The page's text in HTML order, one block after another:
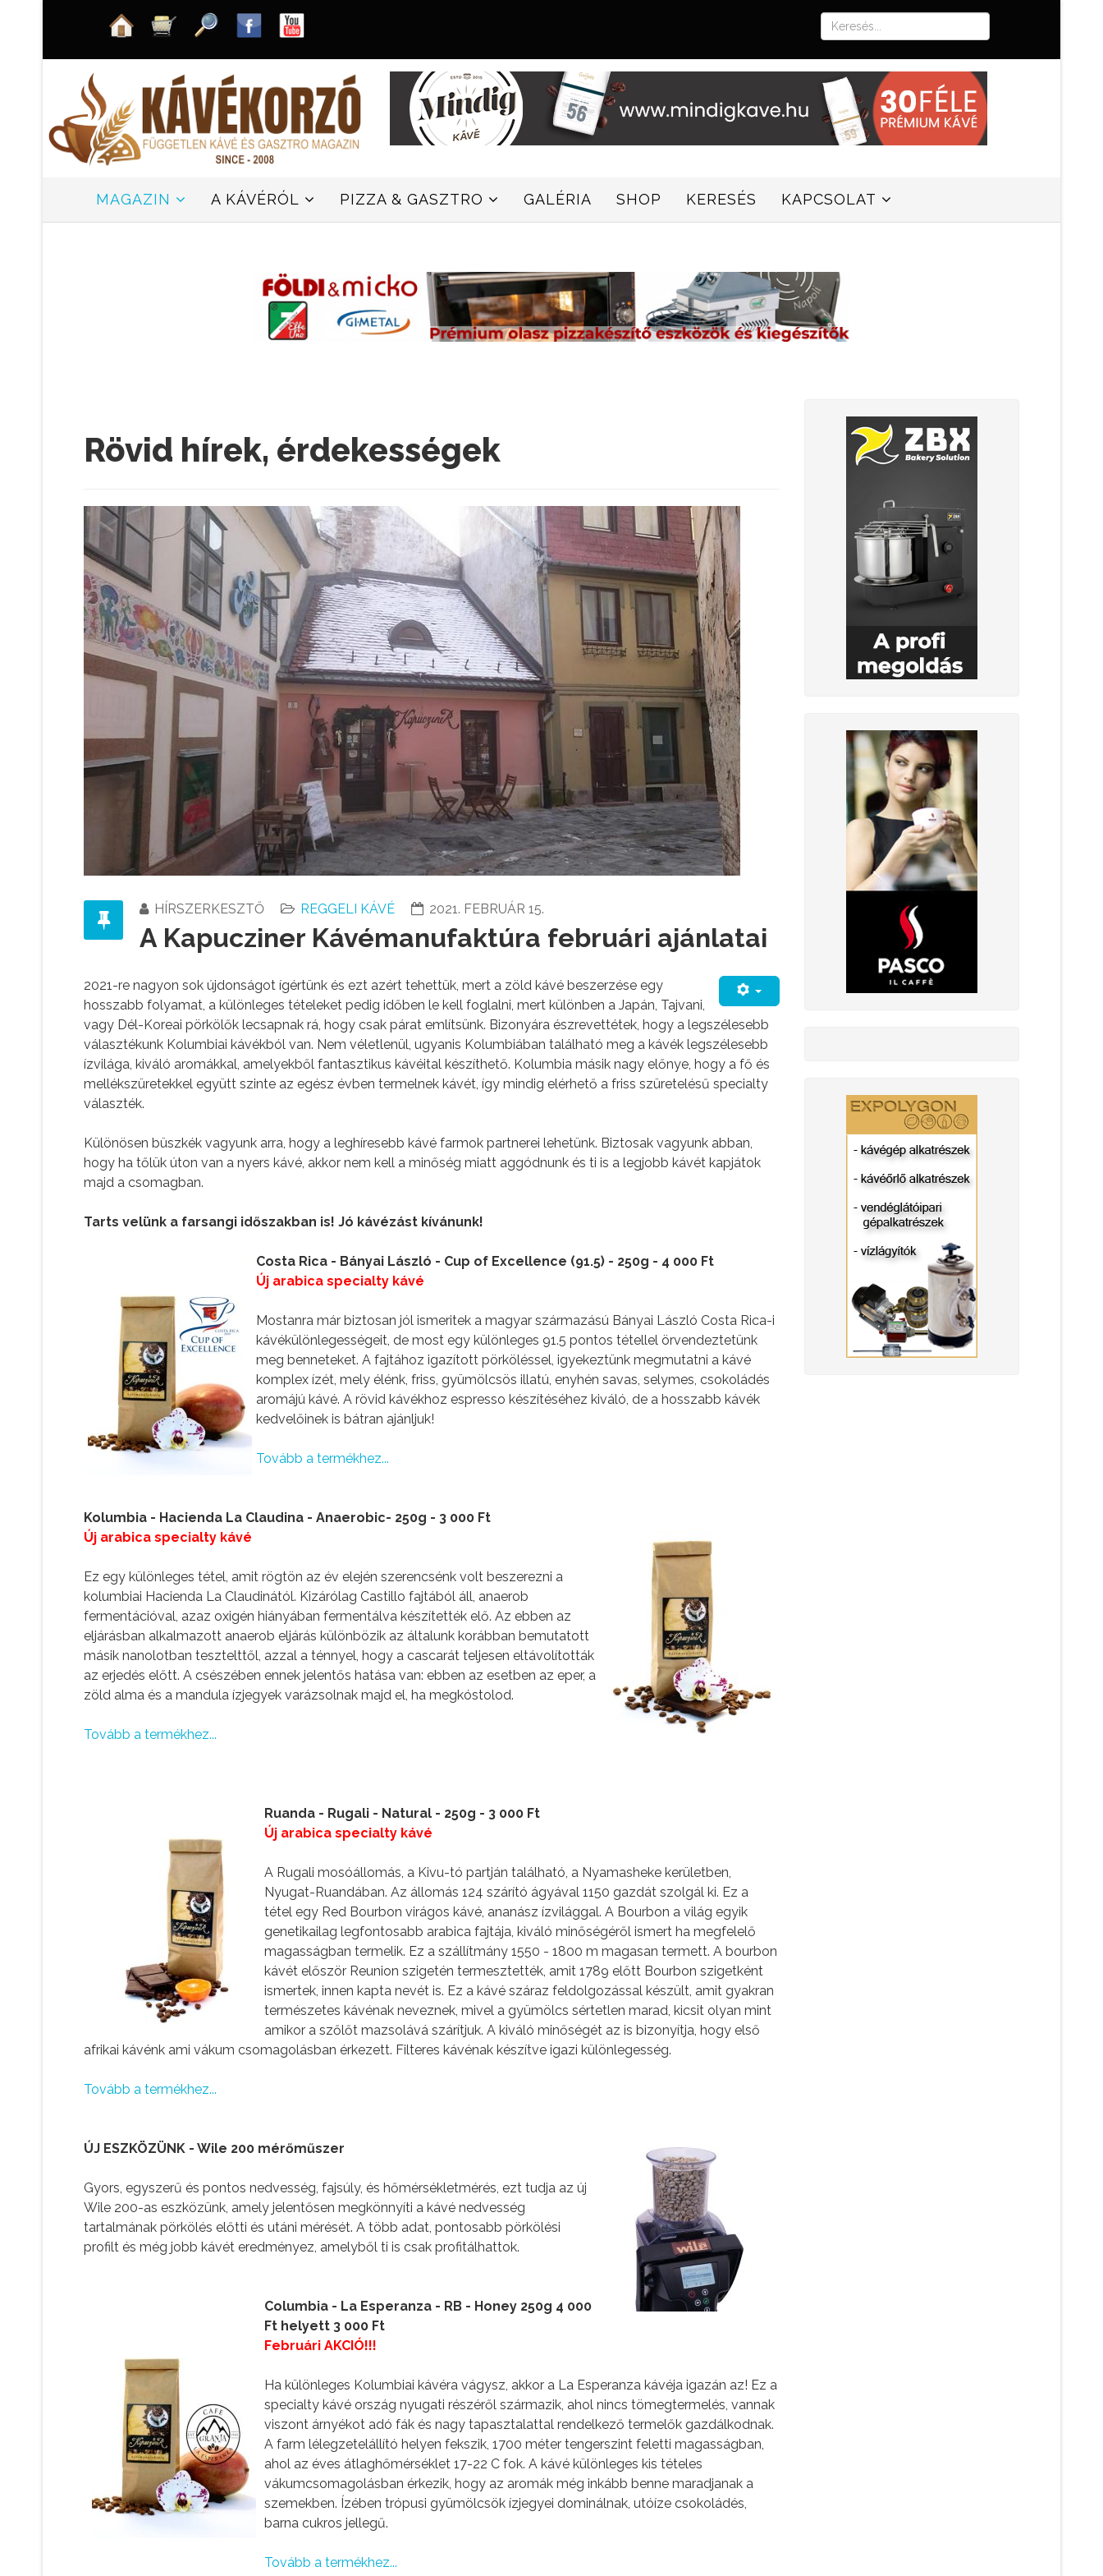
MAGAZIN A KÁVÉRÓL PIZZA & GASZTRO GALÉRIA SHOP KERESÉS KAPCSOLAT
Rövid hírek, érdekességek
HÍRSZERKESZTŐ REGGELI KÁVÉ 2021. FEBRUÁR 15.
A Kapucziner Kávémanufaktúra februári ajánlatai
2021-re nagyon sok újdonságot ígértünk és ezt azért tehettük, mert a zöld kávé beszerzése egy
hosszabb folyamat, a különleges tételeket pedig időben le kell foglalni, mert különben a Japán, Tajvani,
vagy Dél-Koreai pörkölők lecsapnak rá, hogy csak párat említsünk. Bizonyára észrevettétek, hogy a legszélesebb
választékunk Kolumbiai kávékból van. Nem véletlenül, ugyanis Kolumbiában található meg a kávék legszélesebb
ízvilága, kiváló aromákkal, amelyekből fantasztikus kávéital készíthető. Kolumbia másik nagy előnye, hogy a fő és
mellékszüretekkel együtt szinte az egész évben termelnek kávét, így mindig elérhető a friss szüretelésű specialty
választék.
Különösen büszkék vagyunk arra, hogy a leghíresebb kávé farmok partnerei lehetünk. Biztosak vagyunk abban,
hogy ha tőlük úton van a nyers kávé, akkor nem kell a minőség miatt aggódnunk és ti is a legjobb kávét kapjátok
majd a csomagban.
Tarts velünk a farsangi időszakban is! Jó kávézást kívánunk!
Costa Rica - Bányai László - Cup of Excellence (91.5) - 250g - 4 000 Ft
Új arabica specialty kávé
Mostanra már biztosan jól ismeritek a magyar származású Bányai László Costa Rica-i
kávékülönlegességeit, de most egy különleges 91.5 pontos tétellel örvendeztetünk
meg benneteket. A fajtához igazított pörköléssel, igyekeztünk megmutatni a kávé
komplex ízét, mely élénk, friss, gyümölcsös illatú, enyhén savas, selymes, csokoládés
aromájú kávé. A rövid kávékhoz espresso készítéséhez kiváló, de a hosszabb kávék
kedvelőinek is bátran ajánljuk!
Tovább a termékhez...
Kolumbia - Hacienda La Claudina - Anaerobic- 250g - 3 000 Ft
Új arabica specialty kávé
Ez egy különleges tétel, amit rögtön az év elején szerencsénk volt beszerezni a
kolumbiai Hacienda La Claudinától. Kizárólag Castillo fajtából áll, anaerob
fermentációval, azaz oxigén hiányában fermentálva készítették elő. Az ebben az
eljárásban alkalmazott anaerob eljárás különbözik az általunk korábban bemutatott
másik nanolotban tesztelttől, azzal a ténnyel, hogy a cascarát teljesen eltávolították
az erjedés előtt. A csészében ennek jelentős hatása van: ebben az esetben az eper, a
zöld alma és a mandula ízjegyek varázsolnak majd el, ha megkóstolod.
Tovább a termékhez...
Ruanda - Rugali - Natural - 250g - 3 000 Ft
Új arabica specialty kávé
A Rugali mosóállomás, a Kivu-tó partján található, a Nyamasheke kerületben,
Nyugat-Ruandában. Az állomás 124 szárító ágyával 1150 gazdát szolgál ki. Ez a
tétel egy Red Bourbon virágos kávé, ananász ízvilággal. A Bourbon a világ egyik
genetikailag legfontosabb arabica fajtája, kiváló minőségéről ismert ha megfelelő
magasságban termelik. Ez a szállítmány 1550 - 1800 m magasan termett. A bourbon
kávét először Reunion szigetén termesztették, amit 1789 előtt Bourbon szigetként
ismertek, innen kapta nevét is. Ez a kávé száraz feldolgozással készült, amit gyakran
természetes kávénak neveznek, mivel a gyümölcs sértetlen marad, kicsit olyan mint
amikor a szőlőt mazsolává szárítjuk. A kiváló minőségét az is bizonyítja, hogy első
afrikai kávénk ami vákum csomagolásban érkezett. Filteres kávénak készítve igazi különlegesség.
Tovább a termékhez...
ÚJ ESZKÖZÜNK - Wile 200 mérőműszer
Gyors, egyszerű és pontos nedvesség, fajsúly, és hőmérsékletmérés, ezt tudja az új
Wile 200-as eszközünk, amely jelentősen megkönnyíti a kávé nedvesség
tartalmának pörkölés előtti és utáni mérését. A több adat, pontosabb pörkölési
profilt és még jobb kávét eredményez, amelyből ti is csak profitálhattok.
Columbia - La Esperanza - RB - Honey 250g 4 000
Ft helyett 3 000 Ft
Februári AKCIÓ!!!
Ha különleges Kolumbiai kávéra vágysz, akkor a La Esperanza kávéja igazán az! Ez a
specialty kávé ország nyugati részéről származik, ahol nincs tömegtermelés, vannak
viszont árnyékot adó fák és nagy tapasztalattal rendelkező termelők gazdálkodnak.
A farm lélegzetelállító helyen fekszik, 1700 méter tengerszint feletti magasságban,
ahol az éves átlaghőmérséklet 17-22 C fok. A kávé különleges kis tételes
vákumcsomagolásban érkezik, hogy az aromák még inkább benne maradjanak a
szemekben. Ízében trópusi gyümölcsök ízjegyei dominálnak, utóíze csokoládés,
barna cukros jellegű.
Tovább a termékhez...